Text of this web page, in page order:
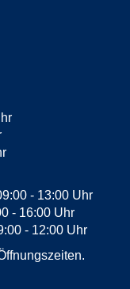
- 13:00 Uhr
Uhr
12:00 Uhr